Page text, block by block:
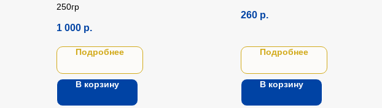
250гр
1 000 р.
Подробнее
В корзину
260 р.
Подробнее
В корзину